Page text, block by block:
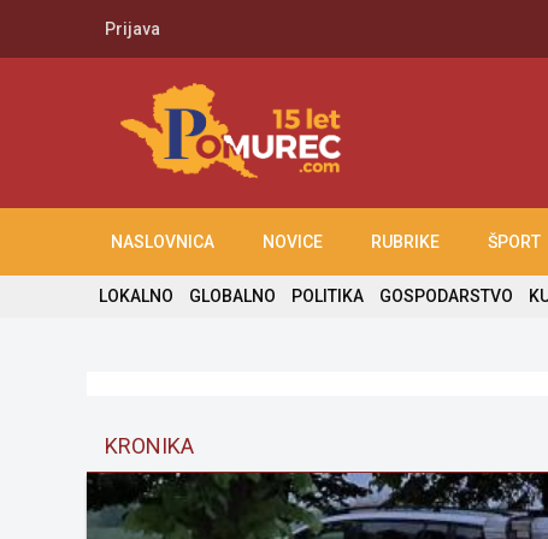
Prijava
NASLOVNICA NOVICE RUBRIKE ŠPORT
LOKALNO GLOBALNO POLITIKA GOSPODARSTVO
KRONIKA